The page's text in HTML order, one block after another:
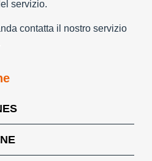
servizio.
contatta il nostro servizio